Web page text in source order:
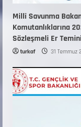
Millî Savunma
Komutanlıklarına
Sözleşmeli Er
turkaf 31 Temmuz